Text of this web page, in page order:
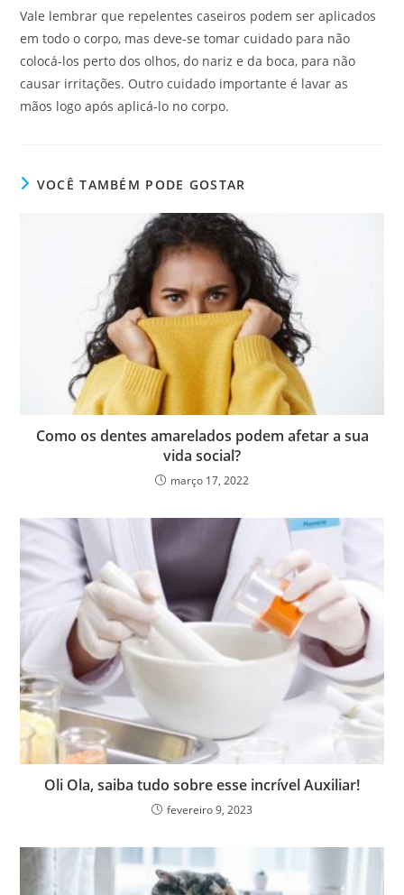
Vale lembrar que repelentes caseiros podem ser aplicados
em todo o corpo, mas deve-se tomar cuidado para não
colocá-los perto dos olhos, do nariz e da boca, para não
causar irritações. Outro cuidado importante é lavar as
mãos logo após aplicá-lo no corpo.
VOCÊ TAMBÉM PODE GOSTAR
Como os dentes amarelados podem afetar a sua
vida social?
março 17, 2022
Oli Ola, saiba tudo sobre esse incrível Auxiliar!
fevereiro 9, 2023